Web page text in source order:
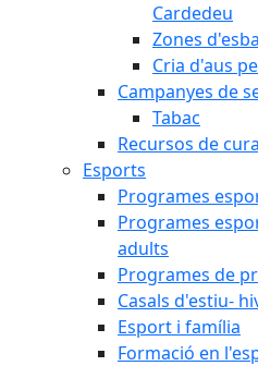
Cardedeu
Zones
Cria d'aus
Campanyes de
Tabac
Recursos de cura
Esports
Programes
Programes
adults
Programes de
Casals d'estiu-
Esport i família
Formació en